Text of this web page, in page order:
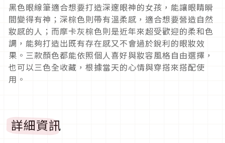
黑色眼線筆適合想要打造深邃眼神的女孩，能讓眼睛瞬
間變得有神；深棕色則帶有溫柔感，適合想要營造自然
妝感的人；而摩卡灰棕色則是近年來超受歡迎的柔和色
調，能夠打造出既有存在感又不會過於銳利的眼妝效
果。三款顏色都能依照個人喜好與妝容風格自由選擇，
也可以三色全收藏，根據當天的心情與穿搭來搭配使
用。
詳細資訊